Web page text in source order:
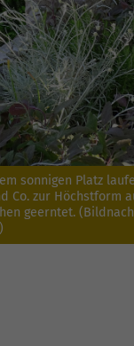
sonnigen Platz
Co. zur Höchstform
geerntet.